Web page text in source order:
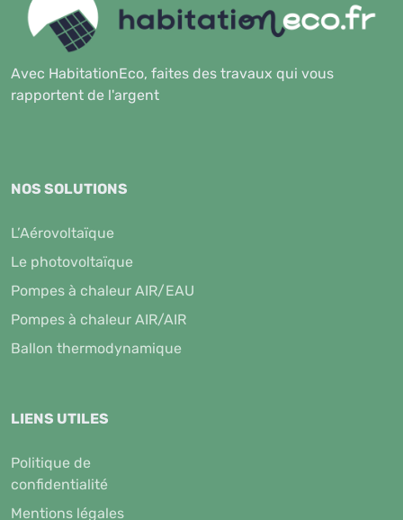
Avec HabitationEco, faites des travaux qui vous
rapportent de l'argent
NOS SOLUTIONS
L’Aérovoltaïque
Le photovoltaïque
Pompes à chaleur AIR/EAU
Pompes à chaleur AIR/AIR
Ballon thermodynamique
LIENS UTILES
Politique de
confidentialité
Mentions légales